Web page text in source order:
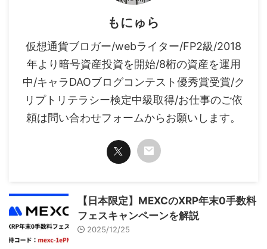
もにゅら
仮想通貨ブロガー/webライター/FP2級/2018
年より暗号資産投資を開始/8桁の資産を運用
中/キャラDAOブログコンテスト優秀賞受賞/ク
リプトリテラシー検定中級取得/お仕事のご依
頼は問い合わせフォームからお願いします。
【日本限定】MEXCのXRP年末0手数料
フェスキャンペーンを解説
2025/12/25